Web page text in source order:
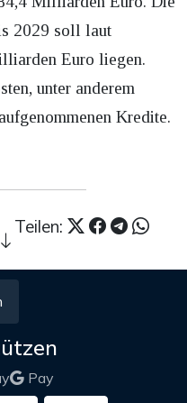
2029 soll laut
Euro liegen.
unter anderem
Kredite.
Teilen:
Pay